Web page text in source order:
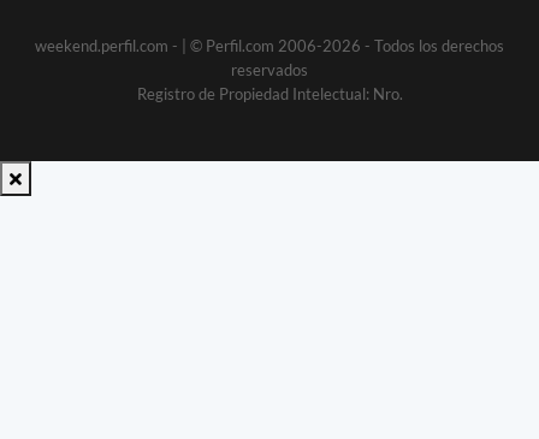
weekend.perfil.com -
| © Perfil.com 2006-2026 - Todos los derechos
reservados
Registro de Propiedad Intelectual: Nro.